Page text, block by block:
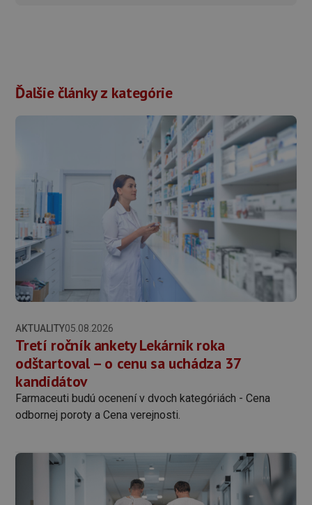
Ďalšie články z kategórie
AKTUALITY05.08.2026
Tretí ročník ankety Lekárnik roka
odštartoval – o cenu sa uchádza 37
kandidátov
Farmaceuti budú ocenení v dvoch kategóriách - Cena
odbornej poroty a Cena verejnosti.